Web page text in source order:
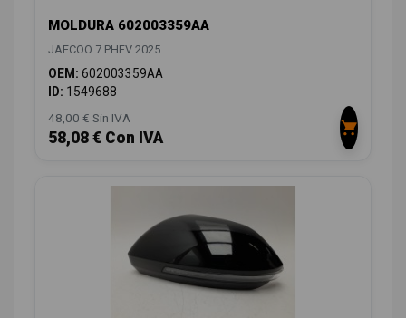
MOLDURA 602003359AA
JAECOO 7 PHEV 2025
OEM: 602003359AA
ID: 1549688
48,00 € Sin IVA
58,08 € Con IVA